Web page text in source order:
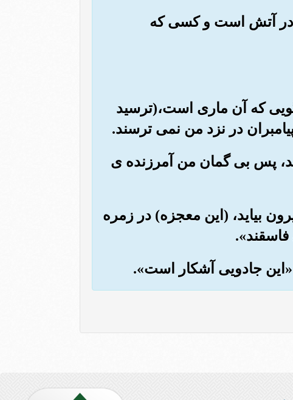
در آتش است و کسی که
که آن ماری است،(ترسید
در نزد من نمی ترسند.
پس بی گمان من آمرزنده ی
بیاید، (این معجزه) در زمره